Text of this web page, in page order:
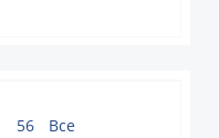
56 Все